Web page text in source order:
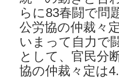
らに83春闘で問
公労協の仲裁々
いまって自力で
として、官民分
協の仲裁々定は